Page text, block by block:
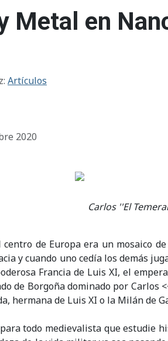
Metal en
Artículos
2020
Carlos ''El
de Europa era un mosaico
y cuando uno cedía los demás
Francia de Luis XI, el
de Borgoña dominado por
hermana de Luis XI o la Milán de
todo medievalista que estudie